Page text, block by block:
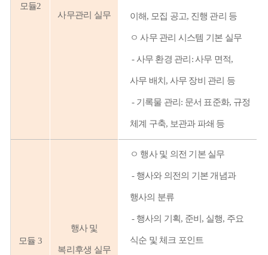
모듈2
사무관리 실무 이해, 모집 공고, 진행 관리 등
ㅇ사무 관리 시스템 기본 실무
-사무 환경 관리: 사무 면적,
사무 배치, 사무 장비 관리 등
- 기록물 관리: 문서 표준화, 규정
체계 구축, 보관과 파쇄 등
모듈 3
행사 및
복리후생 실무
ㅇ 행사 및 의전 기본 실무
- 행사와 의전의 기본 개념과
행사의 분류
- 행사의 기획, 준비, 실행, 주요
식순 및 체크 포인트